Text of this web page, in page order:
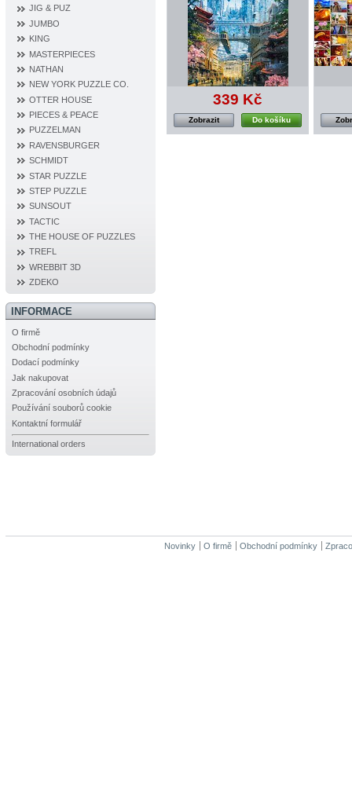
JIG & PUZ
JUMBO
KING
MASTERPIECES
NATHAN
NEW YORK PUZZLE CO.
OTTER HOUSE
PIECES & PEACE
PUZZELMAN
RAVENSBURGER
SCHMIDT
STAR PUZZLE
STEP PUZZLE
SUNSOUT
TACTIC
THE HOUSE OF PUZZLES
TREFL
WREBBIT 3D
ZDEKO
INFORMACE
O firmě
Obchodní podmínky
Dodací podmínky
Jak nakupovat
Zpracování osobních údajů
Používání souborů cookie
Kontaktní formulář
International orders
339 Kč
Do košíku
Zobrazit
Novinky O firmě Obchodní podmínky